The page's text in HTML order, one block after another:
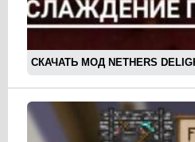
СКАЧАТЬ МОД NETHERS